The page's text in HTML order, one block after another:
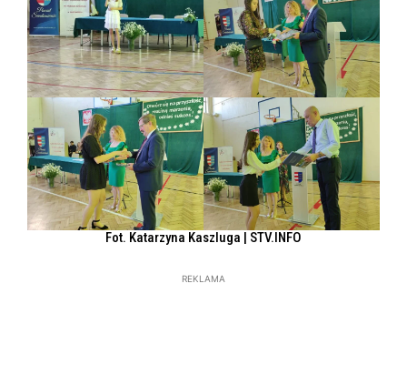
Fot. Katarzyna Kaszluga | STV.INFO
REKLAMA